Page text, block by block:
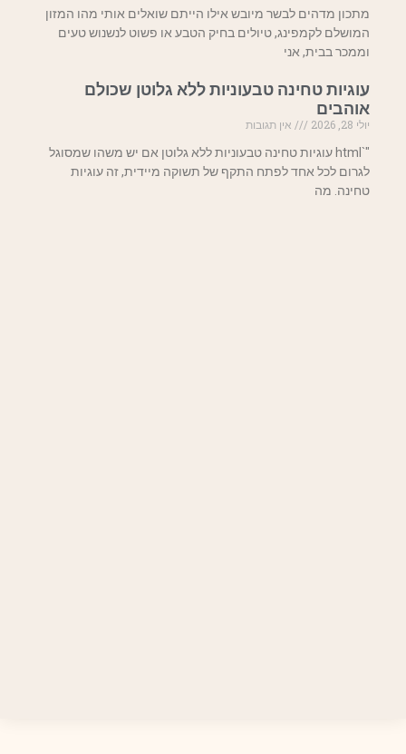
מתכון מדהים לבשר מיובש אילו הייתם שואלים אותי מהו המזון
המושלם לקמפינג, טיולים בחיק הטבע או פשוט לנשנוש טעים
וממכר בבית, אני
עוגיות טחינה טבעוניות ללא גלוטן שכולם
אוהבים
יולי 28, 2026
אין תגובות
"`html עוגיות טחינה טבעוניות ללא גלוטן אם יש משהו שמסוגל
לגרום לכל אחד לפתח התקף של תשוקה מיידית, זה עוגיות
טחינה. מה